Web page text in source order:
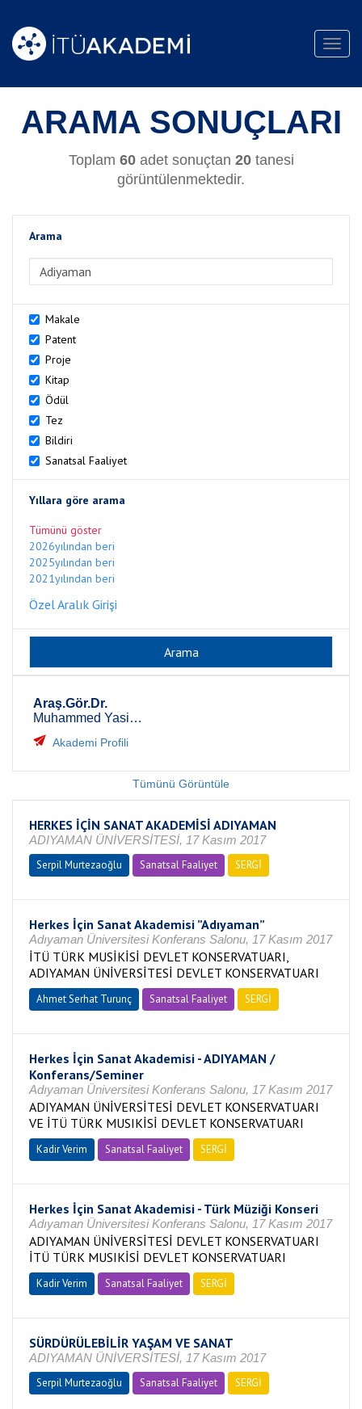
ARAMA SONUÇLARI
Toplam 60adet sonuçtan 20tanesi
görüntülenmektedir.
Arama
Makale
Patent
Proje
Kitap
Ödül
Tez
Bildiri
Sanatsal Faaliyet
Yıllara göre arama
Tümünü göster
2026yılından beri
2025yılından beri
2021yılından beri
Özel Aralık Girişi
Araş.Gör.Dr.
Muhammed Yasin Adıyaman
Akademi Profili
Tümünü Görüntüle
HERKES İÇİN SANAT AKADEMİSİ ADIYAMAN
ADIYAMAN ÜNİVERSİTESİ, 17 Kasım 2017
Serpil Murtezaoğlu
Sanatsal Faaliyet SERGİ
Herkes İçin Sanat Akademisi ”Adıyaman”
Adıyaman Üniversitesi Konferans Salonu, 17 Kasım 2017
İTÜ TÜRK MUSİKİSİ DEVLET KONSERVATUARI,
ADIYAMAN ÜNİVERSİTESİ DEVLET KONSERVATUARI
Ahmet Serhat Turunç Sanatsal Faaliyet SERGİ
Herkes İçin Sanat Akademisi - ADIYAMAN /
Konferans/Seminer
Adıyaman Üniversitesi Konferans Salonu, 17 Kasım 2017
ADIYAMAN ÜNİVERSİTESİ DEVLET KONSERVATUARI
VE İTÜ TÜRK MUSIKİSİ DEVLET KONSERVATUARI
Kadir Verim Sanatsal Faaliyet SERGİ
Herkes İçin Sanat Akademisi - Türk Müziği Konseri
Adıyaman Üniversitesi Konferans Salonu, 17 Kasım 2017
ADIYAMAN ÜNİVERSİTESİ DEVLET KONSERVATUARI
İTÜ TÜRK MUSIKİSİ DEVLET KONSERVATUARI
Kadir Verim Sanatsal Faaliyet SERGİ
SÜRDÜRÜLEBİLİR YAŞAM VE SANAT
ADIYAMAN ÜNİVERSİTESİ, 17 Kasım 2017
Serpil Murtezaoğlu
Sanatsal Faaliyet SERGİ